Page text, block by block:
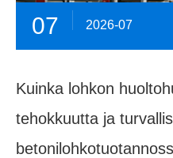
07 2026-07
Kuinka lohkon
tehokkuutta ja